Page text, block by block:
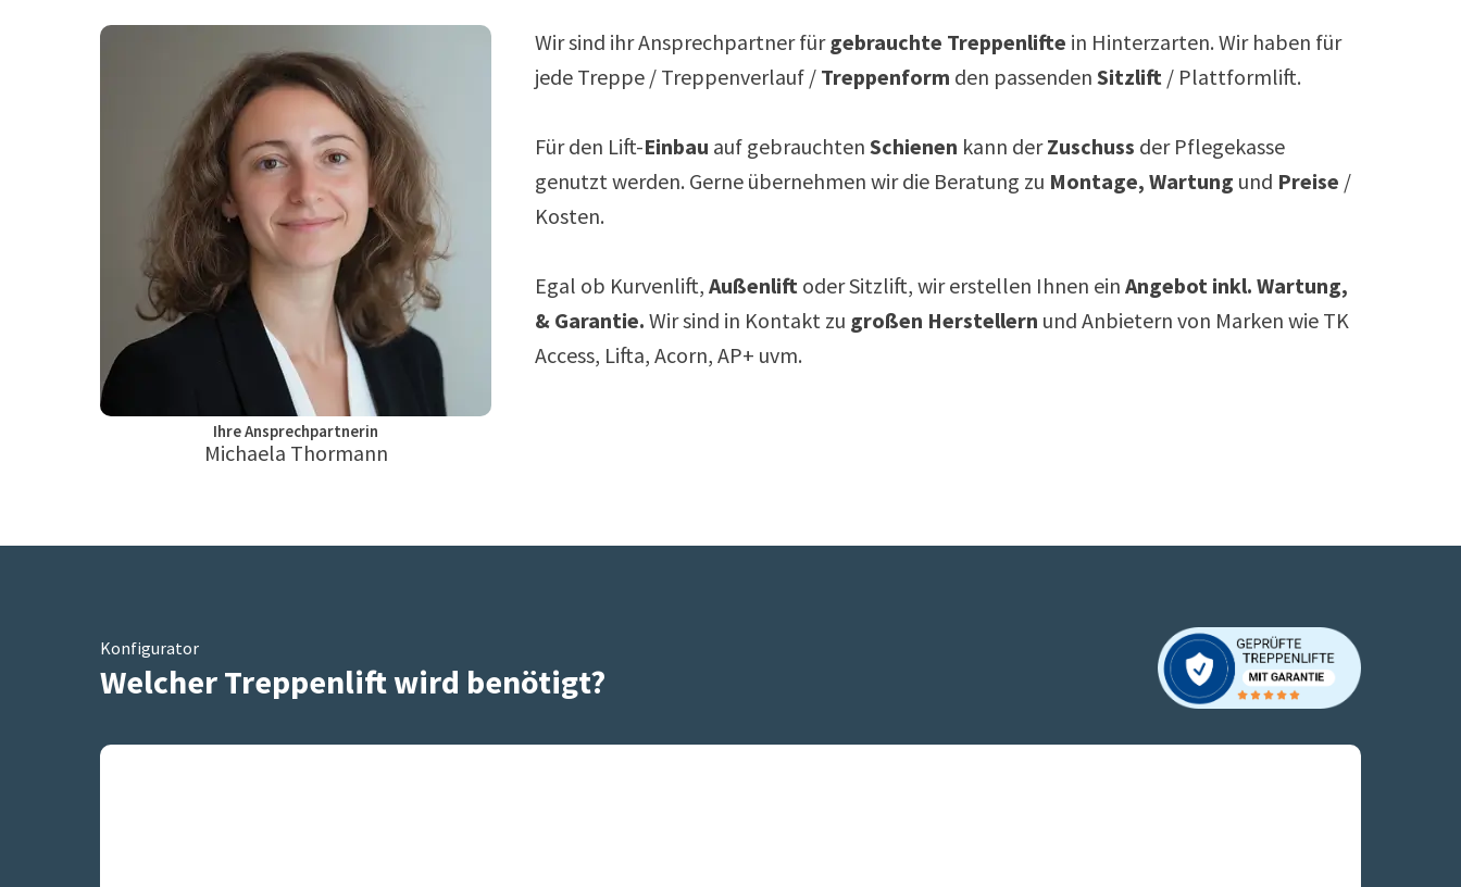
Ihre Ansprechpartnerin
Michaela Thormann
Wir sind ihr Ansprechpartner fürgebrauchte Treppenlifte in Hinterzarten. Wir haben für
jede Treppe / Treppenverlauf / Treppenform den passenden Sitzlift / Plattformlift.
Für den Lift-Einbau auf gebrauchten Schienen kann derZuschuss der Pflegekasse
genutzt werden. Gerne übernehmen wir die Beratung zu Montage, Wartung und Preise /
Kosten.
Egal ob Kurvenlift, Außenlift oder Sitzlift, wir erstellen Ihnen ein Angebot inkl. Wartung,
& Garantie. Wir sind in Kontakt zu großen Herstellern und Anbietern von Marken wie TK
Access, Lifta, Acorn, AP+ uvm.
Konfigurator
Welcher Treppenlift wird benötigt?